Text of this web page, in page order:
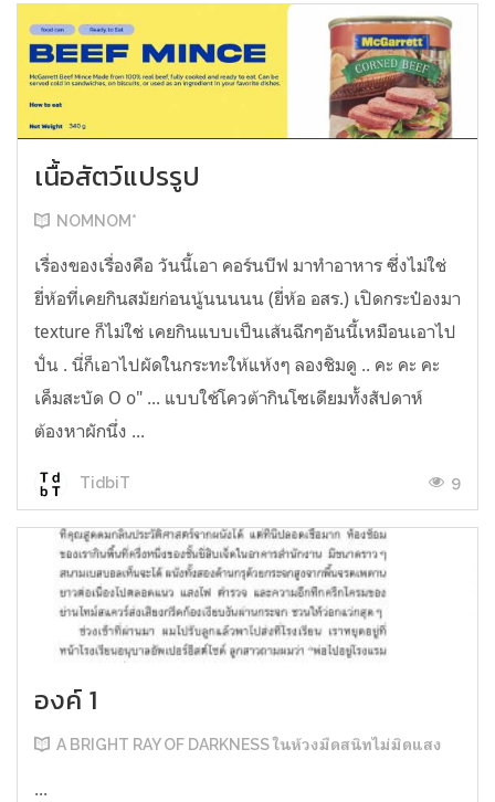
เนื้อสัตว์แปรรูป
NOMNOM*
เรื่องของเรื่องคือ วันนี้เอา คอร์นบีฟ มาทำอาหาร ซึ่งไม่ใช่
ยี่ห้อที่เคยกินสมัยก่อนนู้นนนนน (ยี่ห้อ อสร.) เปิดกระป๋องมา
texture ก็ไม่ใช่ เคยกินแบบเป็นเส้นฉีกๆอันนี้เหมือนเอาไป
ปั่น . นี่ก็เอาไปผัดในกระทะให้แห้งๆ ลองชิมดู .. คะ คะ คะ
เค็มสะบัด O o" ... แบบใช้โควต้ากินโซเดียมทั้งสัปดาห์
ต้องหาผักนึ่ง ...
TidbiT 9
องค์ 1
A BRIGHT RAY OF DARKNESS ในห้วงมืดสนิทไม่มิดแสง
...